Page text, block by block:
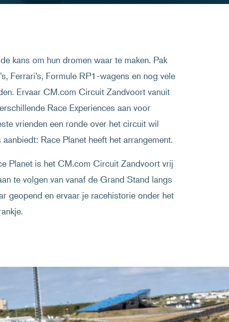
kans om hun dromen waar te maken. Pak
Ferrari’s, Formule RP1-wagens en nog vele
Ervaar CM.com Circuit Zandvoort vanuit
Race Experiences aan voor
vrienden een ronde over het circuit wil
Race Planet heeft het arrangement.
Planet is het CM.com Circuit Zandvoort vrij
te volgen van vanaf de Grand Stand langs
geopend en ervaar je racehistorie onder het